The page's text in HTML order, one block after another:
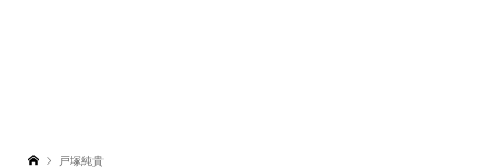
戸塚純貴